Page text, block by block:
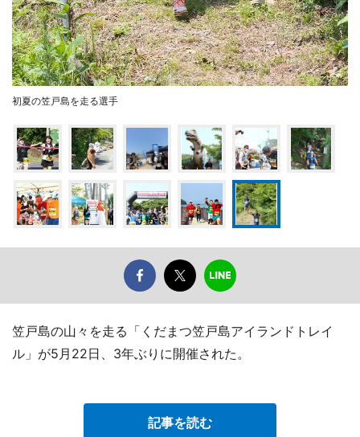
初夏の笠戸島を走る選手
笠戸島の山々を走る「くだまつ笠戸島アイランドトレイ
ル」が5月22日、3年ぶりに開催された。
記事を読む